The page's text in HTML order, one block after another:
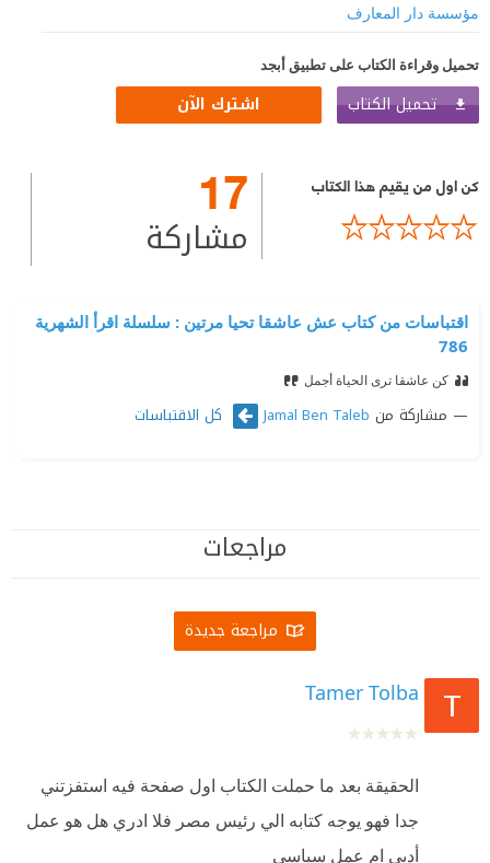
مؤسسة دار المعارف
تحميل وقراءة الكتاب على تطبيق أبجد
تحميل الكتاب اشترك الآن
كن اول من يقيم هذا الكتاب 17
مشاركة
اقتباسات من كتاب عش عاشقا تحيا مرتين : سلسلة اقرأ الشهرية
786
كن عاشقا ترى الحياة أجمل
مشاركة من Jamal Ben Taleb كل الاقتباسات
مراجعات
مراجعة جديدة
Tamer Tolba
الحقيقة بعد ما حملت الكتاب اول صفحة فيه استفزتني
جدا فهو يوجه كتابه الي رئيس مصر فلا ادري هل هو عمل
أدبي ام عمل سياسي